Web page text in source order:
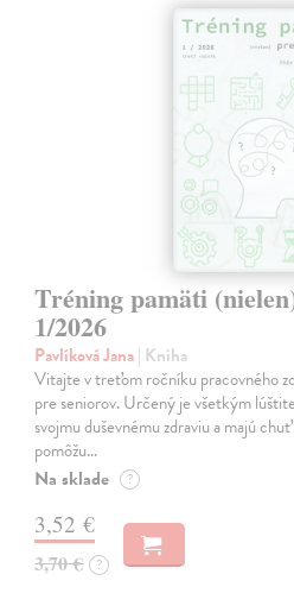
Tréning pamäti
1/2026
Pavlíková Jana| Kniha
Vitajte v treťom ročníku pracovného
pre seniorov. Určený je všetkým
svojmu duševnému zdraviu a majú
pomôžu…
Na sklade ?
3,52 €
3,70 € ?